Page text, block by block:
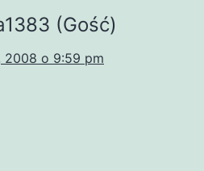
(Gość)
2008 o 9:59 pm